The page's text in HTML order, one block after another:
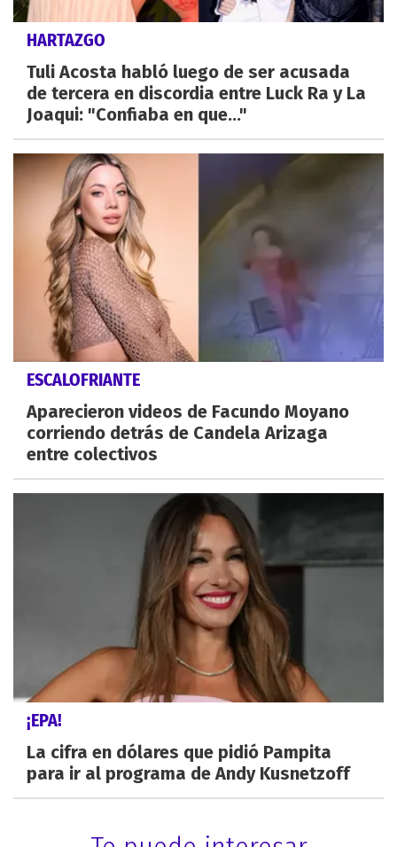
HARTAZGO
Tuli Acosta habló luego de ser acusada
de tercera en discordia entre Luck Ra y La
Joaqui: "Confiaba en que..."
ESCALOFRIANTE
Aparecieron videos de Facundo Moyano
corriendo detrás de Candela Arizaga
entre colectivos
¡EPA!
La cifra en dólares que pidió Pampita
para ir al programa de Andy Kusnetzoff